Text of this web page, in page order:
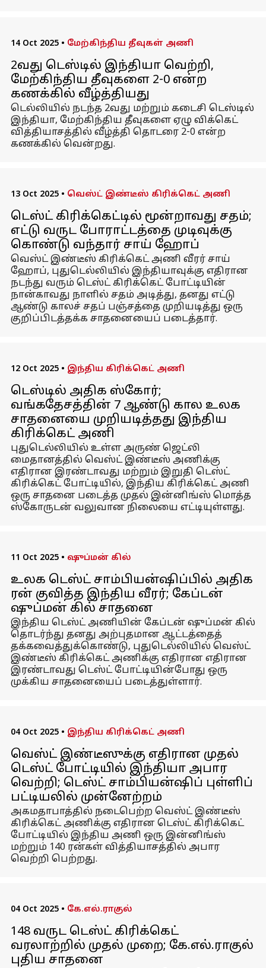
14 Oct 2025 • மேற்கிந்திய தீவுகள் அணி
2வது டெஸ்டில் இந்தியா வெற்றி,
மேற்கிந்திய தீவுகளை 2-0 என்ற
கணக்கில் வீழ்த்தியது
டெல்லியில் நடந்த 2வது மற்றும் கடைசி டெஸ்டில்
இந்தியா, மேற்கிந்திய தீவுகளை ஏழு விக்கெட்
வித்தியாசத்தில் வீழ்த்தி தொடரை 2-0 என்ற
கணக்கில் வென்றது.
13 Oct 2025 • வெஸ்ட் இண்டீஸ் கிரிக்கெட் அணி
டெஸ்ட் கிரிக்கெட்டில் மூன்றாவது சதம்;
எட்டு வருட போராட்டத்தை முடிவுக்கு
கொண்டு வந்தார் சாய் ஹோப்
வெஸ்ட் இண்டீஸ் கிரிக்கெட் அணி வீரர் சாய்
ஹோப், புதுடெல்லியில் இந்தியாவுக்கு எதிரான
நடந்து வரும் டெஸ்ட் கிரிக்கெட் போட்டியின்
நான்காவது நாளில் சதம் அடித்து, தனது எட்டு
ஆண்டு காலச் சதப் பஞ்சத்தை முறியடித்து ஒரு
குறிப்பிடத்தக்க சாதனையைப் படைத்தார்.
12 Oct 2025 • இந்திய கிரிக்கெட் அணி
டெஸ்டில் அதிக ஸ்கோர்;
வங்கதேசத்தின் 7 ஆண்டு கால உலக
சாதனையை முறியடித்தது இந்திய
கிரிக்கெட் அணி
புதுடெல்லியில் உள்ள அருண் ஜெட்லி
மைதானத்தில் வெஸ்ட் இண்டீஸ் அணிக்கு
எதிரான இரண்டாவது மற்றும் இறுதி டெஸ்ட்
கிரிக்கெட் போட்டியில், இந்திய கிரிக்கெட் அணி
ஒரு சாதனை படைத்த முதல் இன்னிங்ஸ் மொத்த
ஸ்கோருடன் வலுவான நிலையை எட்டியுள்ளது.
11 Oct 2025 • ஷுப்மன் கில்
உலக டெஸ்ட் சாம்பியன்ஷிப்பில் அதிக
ரன் குவித்த இந்திய வீரர்; கேப்டன்
ஷுப்மன் கில் சாதனை
இந்திய டெஸ்ட் அணியின் கேப்டன் ஷுப்மன் கில்
தொடர்ந்து தனது அற்புதமான ஆட்டத்தைத்
தக்கவைத்துக்கொண்டு, புதுடெல்லியில் வெஸ்ட்
இண்டீஸ் கிரிக்கெட் அணிக்கு எதிரான எதிரான
இரண்டாவது டெஸ்ட் போட்டியின்போது ஒரு
முக்கிய சாதனையைப் படைத்துள்ளார்.
04 Oct 2025 • இந்திய கிரிக்கெட் அணி
வெஸ்ட் இண்டீஸுக்கு எதிரான முதல்
டெஸ்ட் போட்டியில் இந்தியா அபார
வெற்றி; டெஸ்ட் சாம்பியன்ஷிப் புள்ளிப்
பட்டியலில் முன்னேற்றம்
அகமதாபாத்தில் நடைபெற்ற வெஸ்ட் இண்டீஸ்
கிரிக்கெட் அணிக்கு எதிரான டெஸ்ட் கிரிக்கெட்
போட்டியில் இந்திய அணி ஒரு இன்னிங்ஸ்
மற்றும் 140 ரன்கள் வித்தியாசத்தில் அபார
வெற்றி பெற்றது.
04 Oct 2025 • கே.எல்.ராகுல்
148 வருட டெஸ்ட் கிரிக்கெட்
வரலாற்றில் முதல் முறை; கே.எல்.ராகுல்
புதிய சாதனை